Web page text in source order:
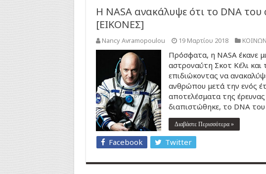
Η NASA ανακάλυψε ότι το DNA
[ΕΙΚΟΝΕΣ]
Nancy Avramopoulou 19 Μαρτίου 2018
Πρόσφατα, η NASA έκανε
αστροναύτη Σκοτ Κέλι
επιδιώκοντας να
ανθρώπου μετά την ενός
αποτελέσματα της
διαπιστώθηκε, το DNA
Διαβάστε Περισσότερα »
Facebook Twitter